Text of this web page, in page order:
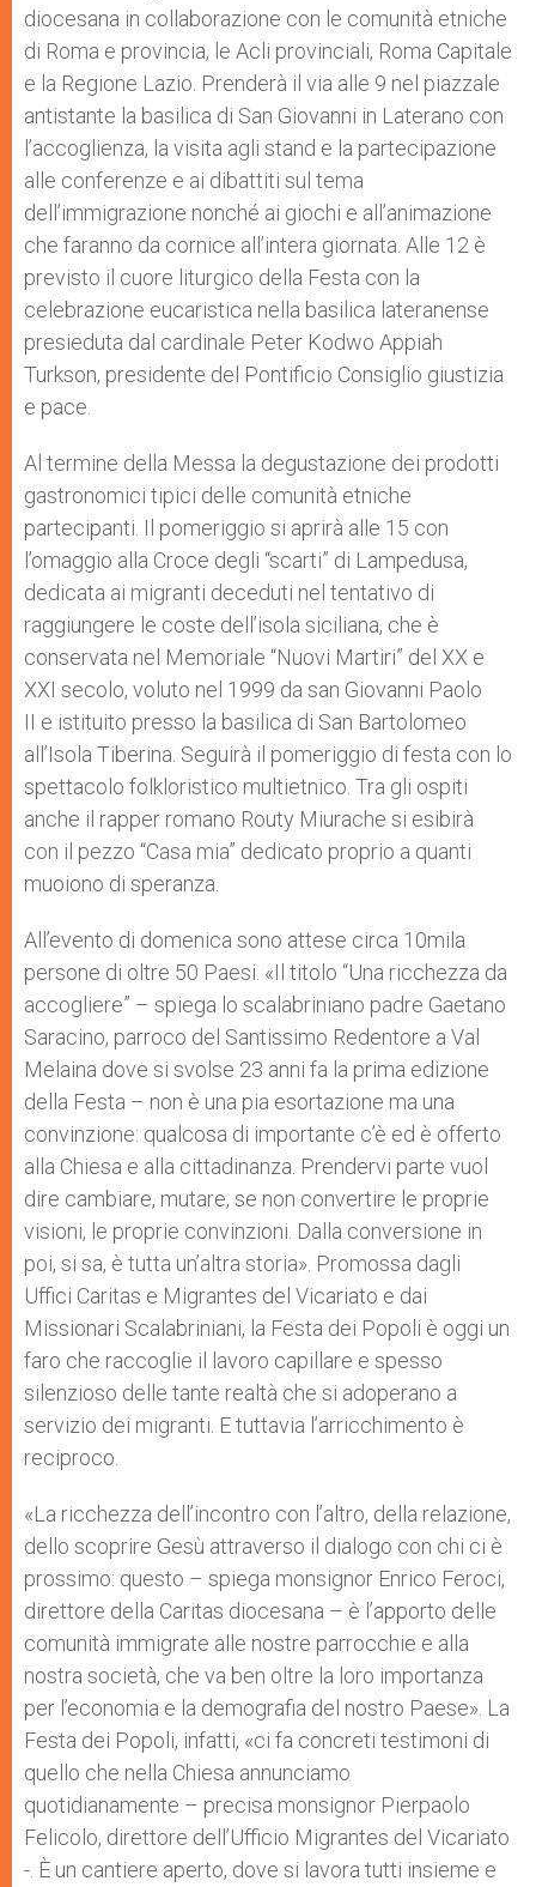
diocesana in collaborazione con le comunità etniche
di Roma e provincia, le Acli provinciali, Roma Capitale
e la Regione Lazio. Prenderà il via alle 9 nel piazzale
antistante la basilica di San Giovanni in Laterano con
l’accoglienza, la visita agli stand e la partecipazione
alle conferenze e ai dibattiti sul tema
dell’immigrazione nonché ai giochi e all’animazione
che faranno da cornice all’intera giornata. Alle 12 è
previsto il cuore liturgico della Festa con la
celebrazione eucaristica nella basilica lateranense
presieduta dal cardinale Peter Kodwo Appiah
Turkson, presidente del Pontificio Consiglio giustizia
e pace.
Al termine della Messa la degustazione dei prodotti
gastronomici tipici delle comunità etniche
partecipanti. Il pomeriggio si aprirà alle 15 con
l’omaggio alla Croce degli “scarti” di Lampedusa,
dedicata ai migranti deceduti nel tentativo di
raggiungere le coste dell’isola siciliana, che è
conservata nel Memoriale “Nuovi Martiri” del XX e
XXI secolo, voluto nel 1999 da san Giovanni Paolo
II e istituito presso la basilica di San Bartolomeo
all’Isola Tiberina. Seguirà il pomeriggio di festa con lo
spettacolo folkloristico multietnico. Tra gli ospiti
anche il rapper romano Routy Miurache si esibirà
con il pezzo “Casa mia” dedicato proprio a quanti
muoiono di speranza.
All’evento di domenica sono attese circa 10mila
persone di oltre 50 Paesi. «Il titolo “Una ricchezza da
accogliere” – spiega lo scalabriniano padre Gaetano
Saracino, parroco del Santissimo Redentore a Val
Melaina dove si svolse 23 anni fa la prima edizione
della Festa – non è una pia esortazione ma una
convinzione: qualcosa di importante c’è ed è offerto
alla Chiesa e alla cittadinanza. Prendervi parte vuol
dire cambiare, mutare, se non convertire le proprie
visioni, le proprie convinzioni. Dalla conversione in
poi, si sa, è tutta un’altra storia». Promossa dagli
Uffici Caritas e Migrantes del Vicariato e dai
Missionari Scalabriniani, la Festa dei Popoli è oggi un
faro che raccoglie il lavoro capillare e spesso
silenzioso delle tante realtà che si adoperano a
servizio dei migranti. E tuttavia l’arricchimento è
reciproco.
«La ricchezza dell’incontro con l’altro, della relazione,
dello scoprire Gesù attraverso il dialogo con chi ci è
prossimo: questo – spiega monsignor Enrico Feroci,
direttore della Caritas diocesana – è l’apporto delle
comunità immigrate alle nostre parrocchie e alla
nostra società, che va ben oltre la loro importanza
per l’economia e la demografia del nostro Paese». La
Festa dei Popoli, infatti, «ci fa concreti testimoni di
quello che nella Chiesa annunciamo
quotidianamente – precisa monsignor Pierpaolo
Felicolo, direttore dell’Ufficio Migrantes del Vicariato
-. È un cantiere aperto, dove si lavora tutti insieme e